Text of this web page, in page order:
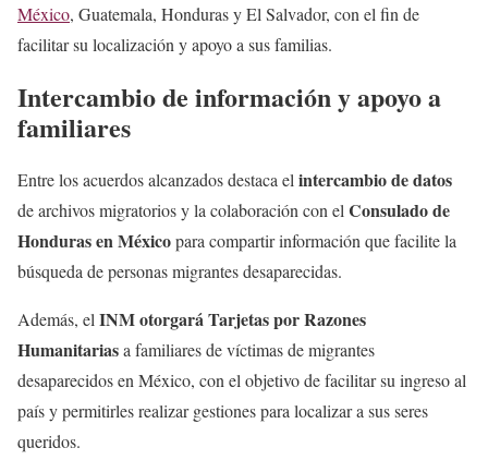
México, Guatemala, Honduras y El Salvador, con el fin de
facilitar su localización y apoyo a sus familias.
Intercambio de información y apoyo a
familiares
Entre los acuerdos alcanzados destaca el intercambio de datos
de archivos migratorios y la colaboración con el Consulado de
Honduras en Méxicopara compartir información que facilite la
búsqueda de personas migrantes desaparecidas.
Además, el INM otorgará Tarjetas por Razones
Humanitariasa familiares de víctimas de migrantes
desaparecidos en México, con el objetivo de facilitar su ingreso al
país y permitirles realizar gestiones para localizar a sus seres
queridos.